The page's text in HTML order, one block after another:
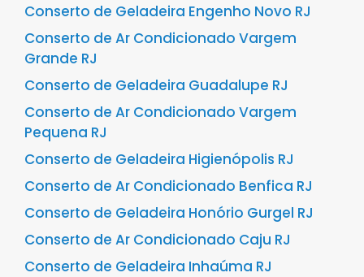
Conserto de Geladeira Engenho Novo RJ
Conserto de Ar Condicionado Vargem
Grande RJ
Conserto de Geladeira Guadalupe RJ
Conserto de Ar Condicionado Vargem
Pequena RJ
Conserto de Geladeira Higienópolis RJ
Conserto de Ar Condicionado Benfica RJ
Conserto de Geladeira Honório Gurgel RJ
Conserto de Ar Condicionado Caju RJ
Conserto de Geladeira Inhaúma RJ